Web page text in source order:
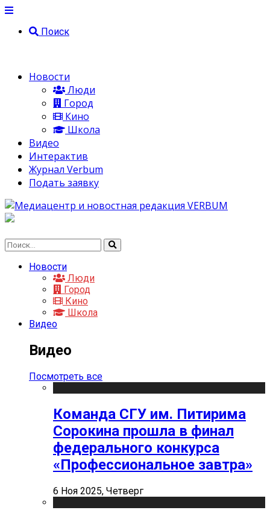
Поиск
Новости
Люди
Город
Кино
Школа
Видео
Интерактив
Журнал Verbum
Подать заявку
Новости
Люди
Город
Кино
Школа
Видео
Видео
Посмотреть все
Команда СГУ им. Питирима
Сорокина прошла в финал
федерального конкурса
«Профессиональное завтра»
6 Ноя 2025, Четверг